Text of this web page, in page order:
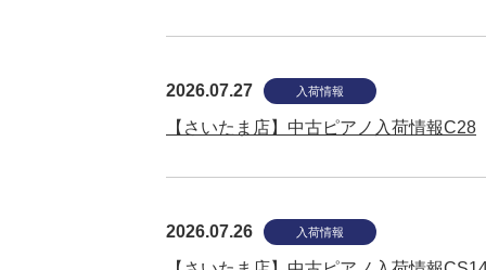
2026.07.27 入荷情報
【さいたま店】中古ピアノ入荷情報C28
2026.07.26 入荷情報